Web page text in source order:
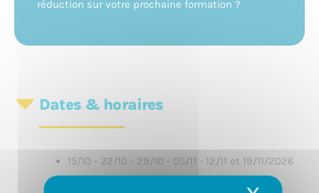
réduction sur votre prochaine formation ?
Dates & horaires
15/10 - 22/10 - 29/10 - 05/11 - 12/11 et 19/11/2026
18/02 - 25/02 - 11/03 - 25/03 - 08/04 et